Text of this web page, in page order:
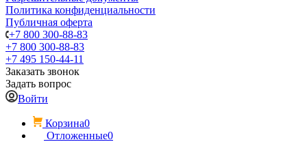
Политика конфиденциальности
Публичная оферта
+7 800 300-88-83
+7 800 300-88-83
+7 495 150-44-11
Заказать звонок
Задать вопрос
Войти
Корзина0
Отложенные0